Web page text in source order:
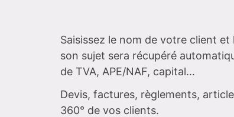
Saisissez le nom de votre client et
son sujet sera récupéré
de TVA, APE/NAF, capital…
Devis, factures, règlements,
360° de vos clients.